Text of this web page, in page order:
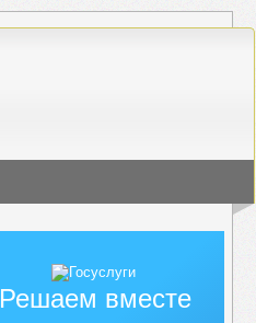
Решаем вместе